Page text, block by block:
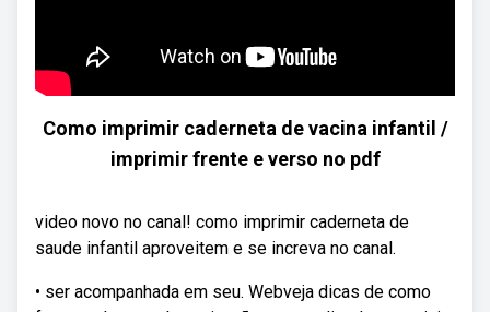
Como imprimir caderneta de vacina infantil /
imprimir frente e verso no pdf
video novo no canal! como imprimir caderneta de
saude infantil aproveitem e se increva no canal.
• ser acompanhada em seu. Webveja dicas de como